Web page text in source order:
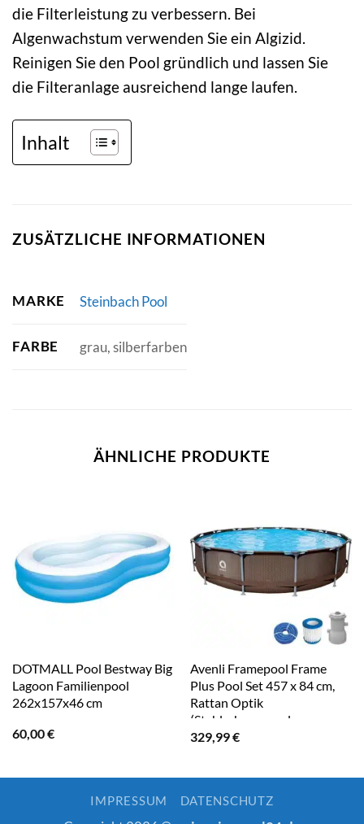
die Filterleistung zu verbessern. Bei
Algenwachstum verwenden Sie ein Algizid.
Reinigen Sie den Pool gründlich und lassen Sie
die Filteranlage ausreichend lange laufen.
Inhalt
ZUSÄTZLICHE INFORMATIONEN
MARKE Steinbach Pool
FARBE grau, silberfarben
ÄHNLICHE PRODUKTE
DOTMALL Pool Bestway Big
Lagoon Familienpool
262x157x46 cm
60,00€
Avenli Framepool Frame
Plus Pool Set 457 x 84 cm,
Rattan Optik
(Stahlrahmenpool
Komplettset)
329,99€
IMPRESSUM DATENSCHUTZ